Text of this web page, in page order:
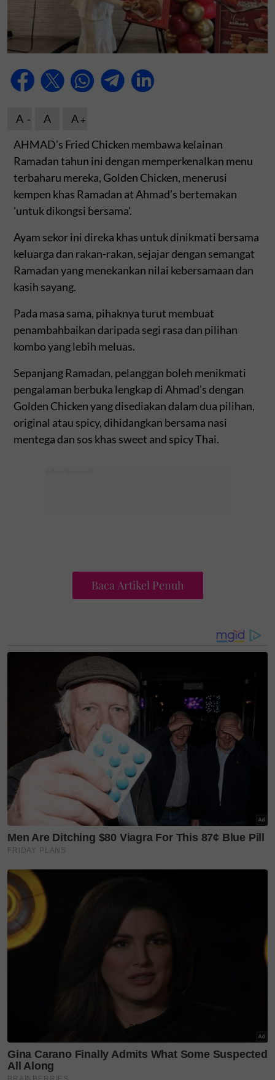
A A
A
AHMAD’s Fried Chicken membawa kelainan
Ramadan tahun ini dengan memperkenalkan menu
terbaharu mereka, Golden Chicken, menerusi
kempen khas Ramadan at Ahmad’s bertemakan
'untuk dikongsi bersama'.
Ayam sekor ini direka khas untuk dinikmati bersama
keluarga dan rakan-rakan, sejajar dengan semangat
Ramadan yang menekankan nilai kebersamaan dan
kasih sayang.
Pada masa sama, pihaknya turut membuat
penambahbaikan daripada segi rasa dan pilihan
kombo yang lebih meluas.
Sepanjang Ramadan, pelanggan boleh menikmati
pengalaman berbuka lengkap di Ahmad’s dengan
Golden Chicken yang disediakan dalam dua pilihan,
original atau spicy, dihidangkan bersama nasi
mentega dan sos khas sweet and spicy Thai.
Ayam sekor ditawarkan pada harga RM29.90,
manakala combo istimewa yang termasuk satu
ayam, empat nasi mentega dan empat Lemon Cola
hanya RM49.90.
Bagi hidangan moreh pula dengan Mad's Sausage
sebagai snek ringkas bersama minuman Lemon Cola,
manakala sahur menawarkan empat menu utama
iaitu Mad's Nugget, Mad's Chicken Burger, Mad's
Nasi Lemak dan set jimat Mad's Saver.
Baca Artikel Penuh